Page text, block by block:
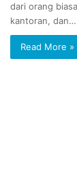
dari orang
kantoran, dan…
Read More »